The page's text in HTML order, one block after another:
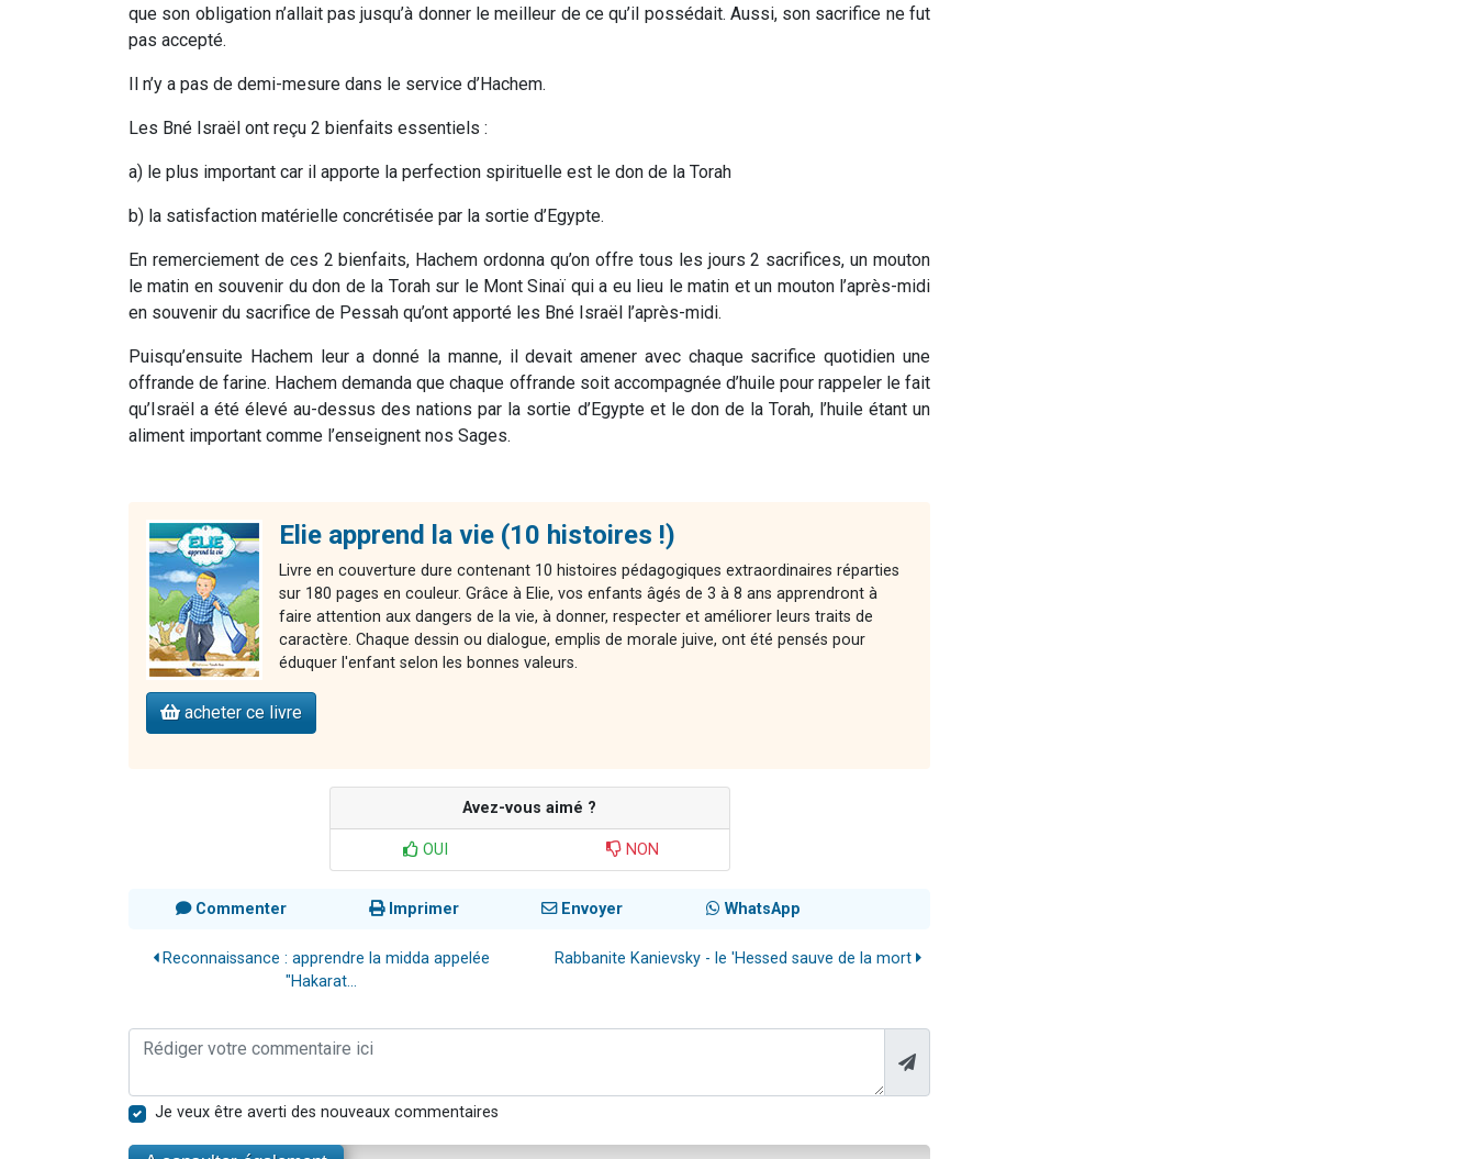
que son obligation n’allait pas jusqu’à donner le meilleur de ce qu’il possédait. Aussi, son sacrifice ne fut
pas accepté.
Il n’y a pas de demi-mesure dans le service d’Hachem.
Les Bné Israël ont reçu 2 bienfaits essentiels :
a) le plus important car il apporte la perfection spirituelle est le don de la Torah
b) la satisfaction matérielle concrétisée par la sortie d’Egypte.
En remerciement de ces 2 bienfaits, Hachem ordonna qu’on offre tous les jours 2 sacrifices, un mouton
le matin en souvenir du don de la Torah sur le Mont Sinaï qui a eu lieu le matin et un mouton l’après-midi
en souvenir du sacrifice de Pessah qu’ont apporté les Bné Israël l’après-midi.
Puisqu’ensuite Hachem leur a donné la manne, il devait amener avec chaque sacrifice quotidien une
offrande de farine. Hachem demanda que chaque offrande soit accompagnée d’huile pour rappeler le fait
qu’Israël a été élevé au-dessus des nations par la sortie d’Egypte et le don de la Torah, l’huile étant un
aliment important comme l’enseignent nos Sages.
Elie apprend la vie (10 histoires !)
Livre en couverture dure contenant 10 histoires pédagogiques extraordinaires réparties
sur 180 pages en couleur. Grâce à Elie, vos enfants âgés de 3 à 8 ans apprendront à
faire attention aux dangers de la vie, à donner, respecter et améliorer leurs traits de
caractère. Chaque dessin ou dialogue, emplis de morale juive, ont été pensés pour
éduquer l'enfant selon les bonnes valeurs.
acheter ce livre
Avez-vous aimé ?
OUI NON
Commenter Imprimer Envoyer WhatsApp
Reconnaissance : apprendre la midda appelée
"Hakarat...
Rabbanite Kanievsky - le 'Hessed sauve de la mort
Je veux être averti des nouveaux commentaires